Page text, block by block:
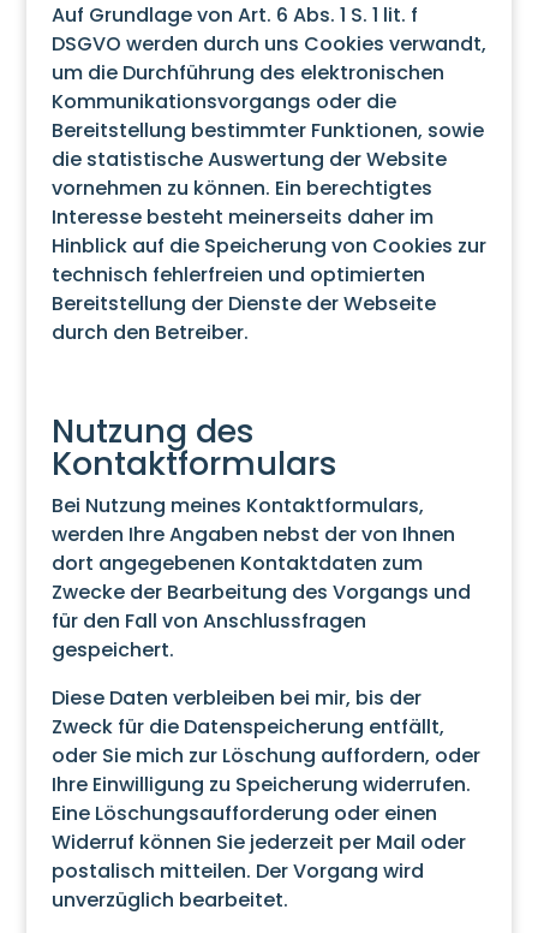
Auf Grundlage von Art. 6 Abs. 1 S. 1 lit. f
DSGVO werden durch uns Cookies verwandt,
um die Durchführung des elektronischen
Kommunikationsvorgangs oder die
Bereitstellung bestimmter Funktionen, sowie
die statistische Auswertung der Website
vornehmen zu können. Ein berechtigtes
Interesse besteht meinerseits daher im
Hinblick auf die Speicherung von Cookies zur
technisch fehlerfreien und optimierten
Bereitstellung der Dienste der Webseite
durch den Betreiber.
Nutzung des
Kontaktformulars
Bei Nutzung meines Kontaktformulars,
werden Ihre Angaben nebst der von Ihnen
dort angegebenen Kontaktdaten zum
Zwecke der Bearbeitung des Vorgangs und
für den Fall von Anschlussfragen
gespeichert.
Diese Daten verbleiben bei mir, bis der
Zweck für die Datenspeicherung entfällt,
oder Sie mich zur Löschung auffordern, oder
Ihre Einwilligung zu Speicherung widerrufen.
Eine Löschungsaufforderung oder einen
Widerruf können Sie jederzeit per Mail oder
postalisch mitteilen. Der Vorgang wird
unverzüglich bearbeitet.